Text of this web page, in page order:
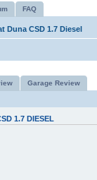
FAQ
Duna CSD 1.7 Diesel
Garage Review
1.7 DIESEL